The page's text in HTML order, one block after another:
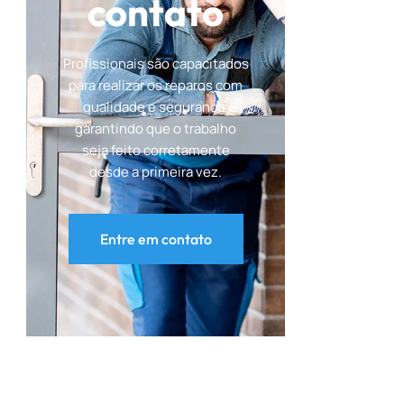
contato
Profissionais são capacitados
para realizar os reparos com
qualidade e segurança,
garantindo que o trabalho
seja feito corretamente
desde a primeira vez.
Entre em contato